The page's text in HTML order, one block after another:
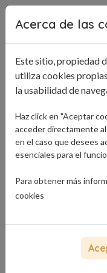
Pasar al contenido
Acerca de las
Este sitio, propiedad
utiliza cookies
la usabilidad de
Haz click en "Aceptar
acceder directamente
en el caso que desees
esenciales para el
Para obtener más
cookies